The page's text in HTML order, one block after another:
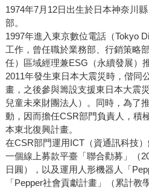
1974年7月12日出生於日本神奈川
部。
1997年進入東京數位電話（Tokyo
工作，曾任職於業務部、行銷策略
任）區域經理兼ESG（永續發展）
2011年發生東日本大震災時，偕同
畫，之後參與籌設支援東日本大震
兒童未來財團法人）。同時，為了
動，因而擔任CSR部門負責人，積
本東北復興計畫。
在CSR部門運用ICT（資通訊科技
一個線上募款平臺「聯合勸募」（
日圓），以及運用人形機器人「
「Pepper社會貢獻計畫」（累計教